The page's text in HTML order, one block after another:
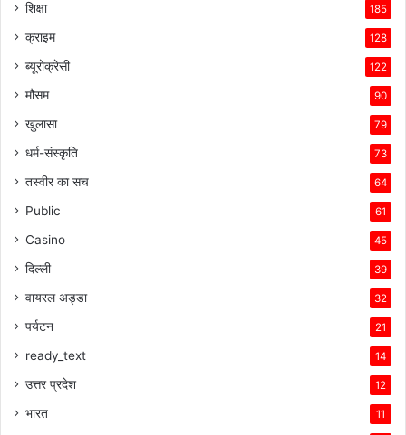
शिक्षा 185
क्राइम 128
ब्यूरोक्रेसी 122
मौसम 90
खुलासा 79
धर्म-संस्कृति 73
तस्वीर का सच 64
Public 61
Casino 45
दिल्ली 39
वायरल अड्डा 32
पर्यटन 21
ready_text 14
उत्तर प्रदेश 12
भारत 11